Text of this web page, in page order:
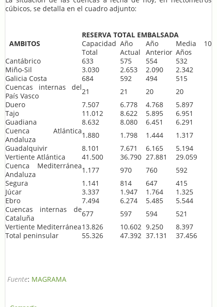
cúbicos, se detalla en el cuadro adjunto:
AMBITOS
RESERVA TOTAL EMBALSADA
Capacidad
Total
Año
Actual
Año
Anterior
Media 10
Años
Cantábrico
633 575 554
532
Miño-Sil
3.030 2.653 2.090
2.342
Galicia Costa
684 592 494
515
Cuencas internas del
País Vasco
21 21 20
20
Duero
7.507 6.778 4.768
5.897
Tajo
11.012 8.622 5.895
6.951
Guadiana
8.632 8.080 6.451
6.291
Cuenca Atlántica
Andaluza
1.880 1.798 1.444
1.317
Guadalquivir
8.101 7.671 6.165
5.194
Vertiente Atlántica
41.500 36.790 27.881
29.059
Cuenca Mediterránea
Andaluza
1.177 970 760
592
Segura
1.141 814 647
415
Júcar
3.337 1.947 1.764
1.325
Ebro
7.494 6.274 5.485
5.544
Cuencas internas de
Cataluña
677 597 594
521
Vertiente Mediterránea13.826 10.602 9.250
8.397
Total peninsular
55.326 47.392 37.131 37.456
Fuente: MAGRAMA